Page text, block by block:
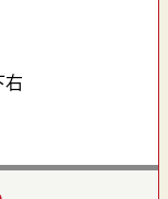
右